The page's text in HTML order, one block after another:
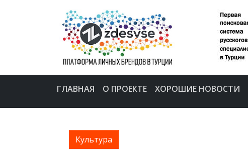
ГЛАВНАЯ О ПРОЕКТЕ ХОРОШИЕ НОВОСТИ
Культура